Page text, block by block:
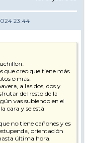
23:44
que creo que tiene más
o más.
a las dos, dos y
del resto de la
vas subiendo en el
cara y se está
no tiene cañones y es
orientación
última hora.